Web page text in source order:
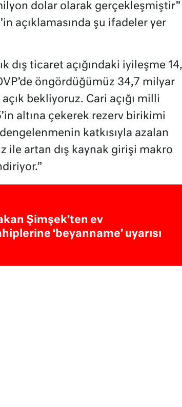
dolar olarak gerçekleşmiştir”
açıklamasında şu ifadeler yer
dış ticaret açığındaki iyileşme
öngördüğümüz 34,7 milyar
bekliyoruz. Cari açığı milli
altına çekerek rezerv birikimi
katkısıyla azalan
ile artan dış kaynak girişi makro
Şimşek’ten ev
‘beyanname’ uyarısı